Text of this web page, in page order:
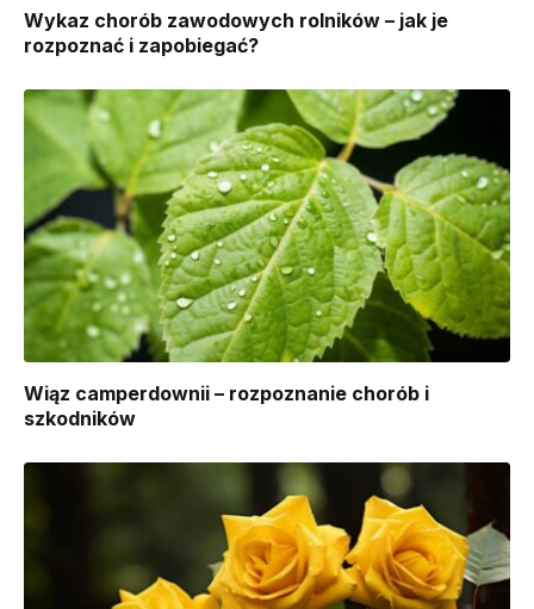
Wykaz chorób zawodowych rolników – jak je
rozpoznać i zapobiegać?
Wiąz camperdownii – rozpoznanie chorób i
szkodników